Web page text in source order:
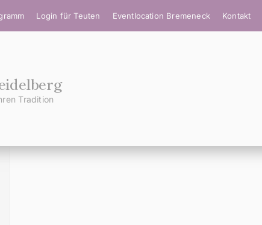
Login für Teuten Eventlocation Bremeneck Kontakt
Tradition